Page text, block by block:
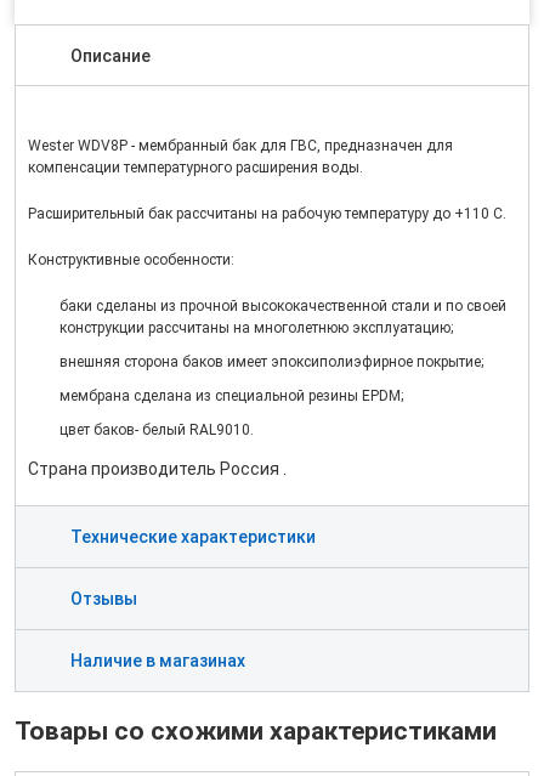
Описание
Wester WDV8P - мембранный бак для ГВС, предназначен для
компенсации температурного расширения воды.
Расширительный бак рассчитаны на рабочую температуру до +110 С.
Конструктивные особенности:
баки сделаны из прочной высококачественной стали и по своей
конструкции рассчитаны на многолетнюю эксплуатацию;
внешняя сторона баков имеет эпокcиполиэфирное покрытие;
мембрана сделана из специальной резины EPDM;
цвет баков- белый RAL9010.
Страна производитель Россия .
Технические характеристики
Отзывы
Наличие в магазинах
Товары со схожими характеристиками